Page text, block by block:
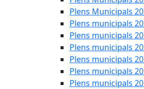
Plens Municipals
Plens municipals
Plens municipals
Plens municipals
Plens municipals
Plens municipals
Plens municipals